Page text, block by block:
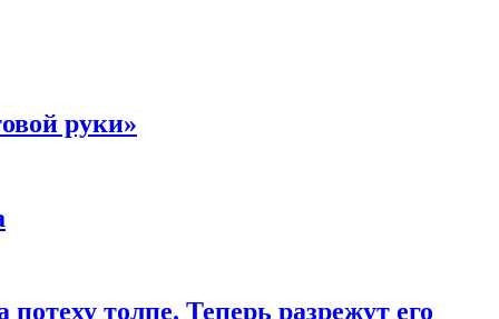
руки»
толпе. Теперь разрежут его